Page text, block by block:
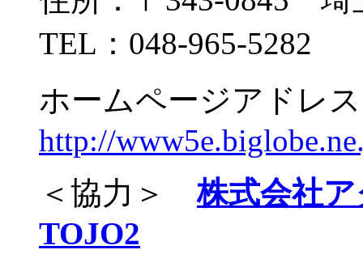
TEL：048-965-5282
ホームページアドレ
http://
＜協力＞株式会社
TOJO2